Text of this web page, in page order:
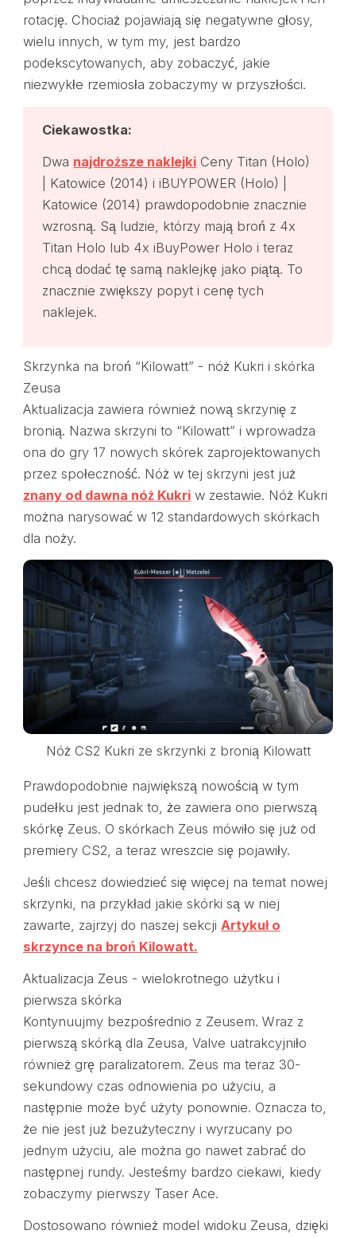
rotację. Chociaż pojawiają się negatywne głosy,
wielu innych, w tym my, jest bardzo
podekscytowanych, aby zobaczyć, jakie
niezwykłe rzemiosła zobaczymy w przyszłości.
Ciekawostka:
Dwa najdroższe naklejki Ceny Titan (Holo)
| Katowice (2014) i iBUYPOWER (Holo) |
Katowice (2014) prawdopodobnie znacznie
wzrosną. Są ludzie, którzy mają broń z 4x
Titan Holo lub 4x iBuyPower Holo i teraz
chcą dodać tę samą naklejkę jako piątą. To
znacznie zwiększy popyt i cenę tych
naklejek.
Skrzynka na broń “Kilowatt” - nóż Kukri i skórka
Zeusa
Aktualizacja zawiera również nową skrzynię z
bronią. Nazwa skrzyni to “Kilowatt” i wprowadza
ona do gry 17 nowych skórek zaprojektowanych
przez społeczność. Nóż w tej skrzyni jest już
znany od dawna nóż Kukriw zestawie. Nóż Kukri
można narysować w 12 standardowych skórkach
dla noży.
Nóż CS2 Kukri ze skrzynki z bronią Kilowatt
Prawdopodobnie największą nowością w tym
pudełku jest jednak to, że zawiera ono pierwszą
skórkę Zeus. O skórkach Zeus mówiło się już od
premiery CS2, a teraz wreszcie się pojawiły.
Jeśli chcesz dowiedzieć się więcej na temat nowej
skrzynki, na przykład jakie skórki są w niej
zawarte, zajrzyj do naszej sekcji Artykuł o
skrzynce na broń Kilowatt.
Aktualizacja Zeus - wielokrotnego użytku i
pierwsza skórka
Kontynuujmy bezpośrednio z Zeusem. Wraz z
pierwszą skórką dla Zeusa, Valve uatrakcyjniło
również grę paralizatorem. Zeus ma teraz 30-
sekundowy czas odnowienia po użyciu, a
następnie może być użyty ponownie. Oznacza to,
że nie jest już bezużyteczny i wyrzucany po
jednym użyciu, ale można go nawet zabrać do
następnej rundy. Jesteśmy bardzo ciekawi, kiedy
zobaczymy pierwszy Taser Ace.
Dostosowano również model widoku Zeusa, dzięki